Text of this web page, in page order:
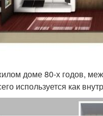
доме 80-х годов,
используется как